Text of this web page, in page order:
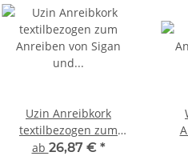
Uzin Anreibkork
textilbezogen zum
Anreiben von Sigan und
ab 26,87 € *